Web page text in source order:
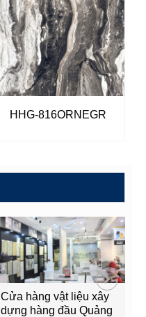
HHG-816ORNEGR
Cửa hàng vật liệu xây
dựng hàng đầu Quảng